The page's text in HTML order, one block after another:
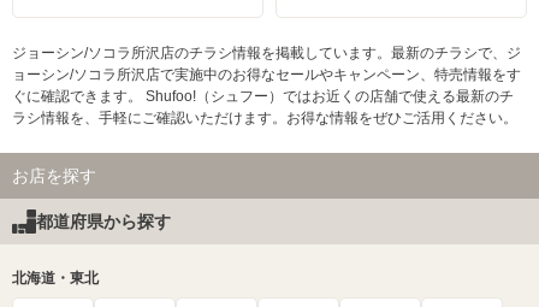
ジョーシン/ソコラ所沢店のチラシ情報を掲載しています。最新のチラシで、ジ
ョーシン/ソコラ所沢店で実施中のお得なセールやキャンペーン、特売情報をす
ぐに確認できます。 Shufoo!（シュフー）ではお近くの店舗で使える最新のチ
ラシ情報を、手軽にご確認いただけます。お得な情報をぜひご活用ください。
お店を探す
都道府県から探す
北海道・東北